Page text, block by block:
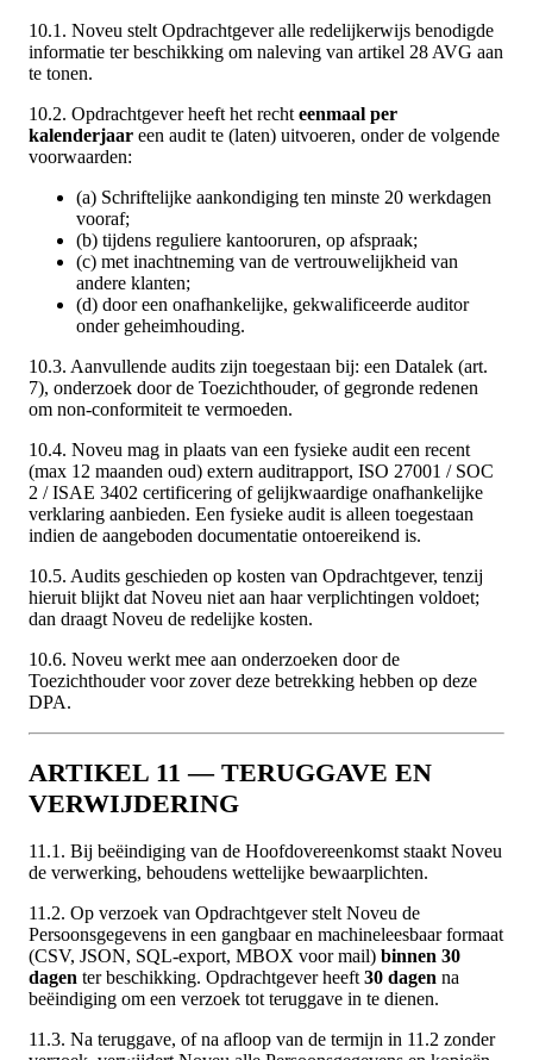
10.1. Noveu stelt Opdrachtgever alle redelijkerwijs benodigde
informatie ter beschikking om naleving van artikel 28 AVG aan
te tonen.
10.2. Opdrachtgever heeft het rechteenmaal per
kalenderjaar een audit te (laten) uitvoeren, onder de volgende
voorwaarden:
(a) Schriftelijke aankondiging ten minste 20 werkdagen
vooraf;
(b) tijdens reguliere kantooruren, op afspraak;
(c) met inachtneming van de vertrouwelijkheid van
andere klanten;
(d) door een onafhankelijke, gekwalificeerde auditor
onder geheimhouding.
10.3. Aanvullende audits zijn toegestaan bij: een Datalek (art.
7), onderzoek door de Toezichthouder, of gegronde redenen
om non-conformiteit te vermoeden.
10.4. Noveu mag in plaats van een fysieke audit een recent
(max 12 maanden oud) extern auditrapport, ISO 27001 / SOC
2 / ISAE 3402 certificering of gelijkwaardige onafhankelijke
verklaring aanbieden. Een fysieke audit is alleen toegestaan
indien de aangeboden documentatie ontoereikend is.
10.5. Audits geschieden op kosten van Opdrachtgever, tenzij
hieruit blijkt dat Noveu niet aan haar verplichtingen voldoet;
dan draagt Noveu de redelijke kosten.
10.6. Noveu werkt mee aan onderzoeken door de
Toezichthouder voor zover deze betrekking hebben op deze
DPA.
ARTIKEL 11 — TERUGGAVE EN
VERWIJDERING
11.1. Bij beëindiging van de Hoofdovereenkomst staakt Noveu
de verwerking, behoudens wettelijke bewaarplichten.
11.2. Op verzoek van Opdrachtgever stelt Noveu de
Persoonsgegevens in een gangbaar en machineleesbaar formaat
(CSV, JSON, SQL-export, MBOX voor mail) binnen 30
dagen ter beschikking. Opdrachtgever heeft 30 dagen na
beëindiging om een verzoek tot teruggave in te dienen.
11.3. Na teruggave, of na afloop van de termijn in 11.2 zonder